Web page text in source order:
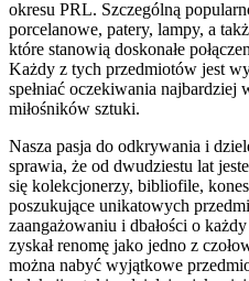
okresu PRL. Szczególną
porcelanowe, patery, lampy, a
które stanowią doskonałe
Każdy z tych przedmiotów jest
spełniać oczekiwania
miłośników sztuki.
Nasza pasja do odkrywania i
sprawia, że od dwudziestu lat
się kolekcjonerzy, bibliofile,
poszukujące unikatowych
zaangażowaniu i dbałości o
zyskał renomę jako jedno z
można nabyć wyjątkowe